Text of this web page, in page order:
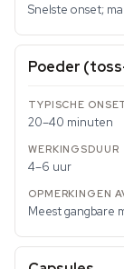
Snelste onset;
Poeder
20–40 minuten
4–6 uur
Meest gangbare